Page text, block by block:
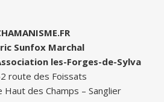
Sunfox Marchal
les-Forges-de-Sylva
route des Foissats
Haut des Champs – Sanglier